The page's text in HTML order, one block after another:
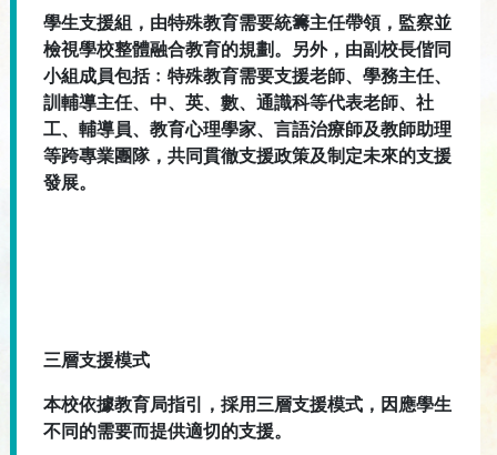
學生支援組，由特殊教育需要統籌主任帶領，監察並
檢視學校整體融合教育的規劃。另外，由副校長偕同
小組成員包括﹕特殊教育需要支援老師、學務主任、
訓輔導主任、中、英、數、通識科等代表老師、社
工、輔導員、教育心理學家、言語治療師及教師助理
等跨專業團隊，共同貫徹支援政策及制定未來的支援
發展。
三層支援模式
本校依據教育局指引，採用三層支援模式，因應學生
不同的需要而提供適切的支援。